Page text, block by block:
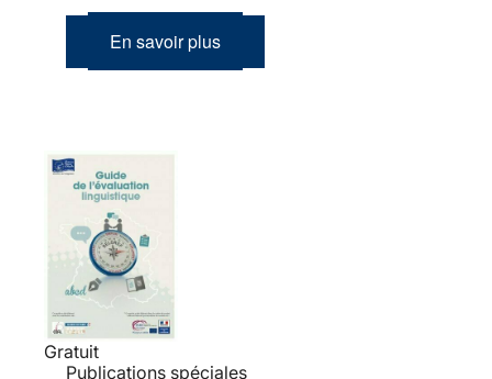
En savoir plus
Gratuit
Publications spéciales